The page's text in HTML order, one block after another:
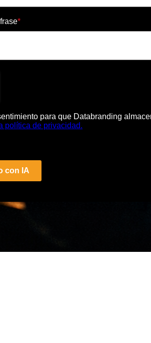
*
para que Databranding
política de privacidad.
con IA